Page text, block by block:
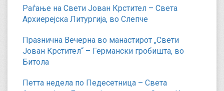
Раѓање на Свети Јован Крстител – Света
Архиерејска Литургија, во Слепче
Празнична Вечерна во манастирот „Свети
Јован Крстител“ – Германски гробишта, во
Битола
Петта недела по Педесетница – Света